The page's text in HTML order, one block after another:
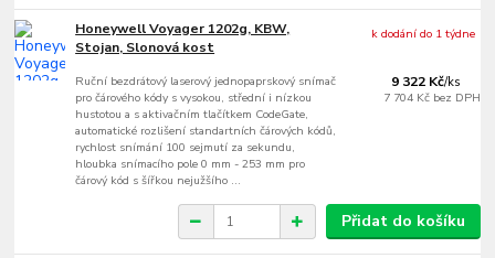
Honeywell Voyager 1202g, KBW,
Stojan, Slonová kost
Ruční bezdrátový laserový jednopaprskový snímač
pro čárového kódy s vysokou, střední i nízkou
hustotou a s aktivačním tlačítkem CodeGate,
automatické rozlišení standartních čárových kódů,
rychlost snímání 100 sejmutí za sekundu,
hloubka snímacího pole 0 mm - 253 mm pro
čárový kód s šířkou nejužšího ...
9 322 Kč/ks
7 704 Kč bez DPH
k dodání do 1 týdne
Přidat do košíku